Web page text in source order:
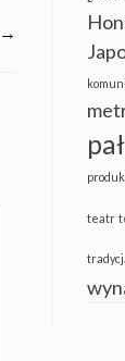
→
teatr